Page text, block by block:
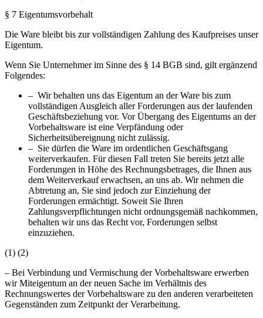
§ 7 Eigentumsvorbehalt
Die Ware bleibt bis zur vollständigen Zahlung des Kaufpreises unser
Eigentum.
Wenn Sie Unternehmer im Sinne des § 14 BGB sind, gilt ergänzend
Folgendes:
– Wir behalten uns das Eigentum an der Ware bis zum
vollständigen Ausgleich aller Forderungen aus der laufenden
Geschäftsbeziehung vor. Vor Übergang des Eigentums an der
Vorbehaltsware ist eine Verpfändung oder
Sicherheitsübereignung nicht zulässig.
– Sie dürfen die Ware im ordentlichen Geschäftsgang
weiterverkaufen. Für diesen Fall treten Sie bereits jetzt alle
Forderungen in Höhe des Rechnungsbetrages, die Ihnen aus
dem Weiterverkauf erwachsen, an uns ab. Wir nehmen die
Abtretung an, Sie sind jedoch zur Einziehung der
Forderungen ermächtigt. Soweit Sie Ihren
Zahlungsverpflichtungen nicht ordnungsgemäß nachkommen,
behalten wir uns das Recht vor, Forderungen selbst
einzuziehen.
(1) (2)
– Bei Verbindung und Vermischung der Vorbehaltsware erwerben
wir Miteigentum an der neuen Sache im Verhältnis des
Rechnungswertes der Vorbehaltsware zu den anderen verarbeiteten
Gegenständen zum Zeitpunkt der Verarbeitung.